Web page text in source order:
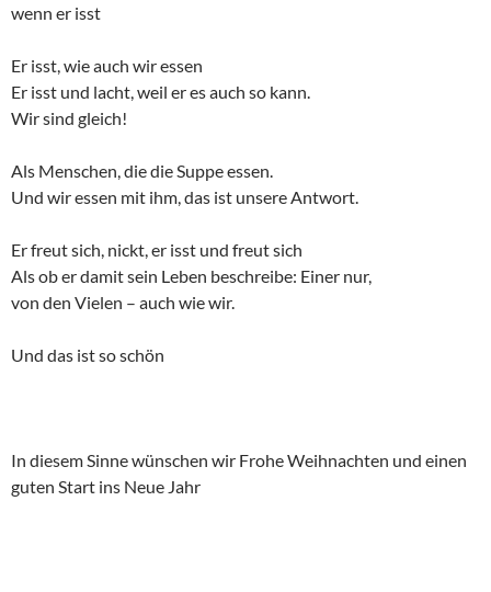
wenn er isst
Er isst, wie auch wir essen
Er isst und lacht, weil er es auch so kann.
Wir sind gleich!
Als Menschen, die die Suppe essen.
Und wir essen mit ihm, das ist unsere Antwort.
Er freut sich, nickt, er isst und freut sich
Als ob er damit sein Leben beschreibe: Einer nur,
von den Vielen – auch wie wir.
Und das ist so schön
In diesem Sinne wünschen wir Frohe Weihnachten und einen
guten Start ins Neue Jahr